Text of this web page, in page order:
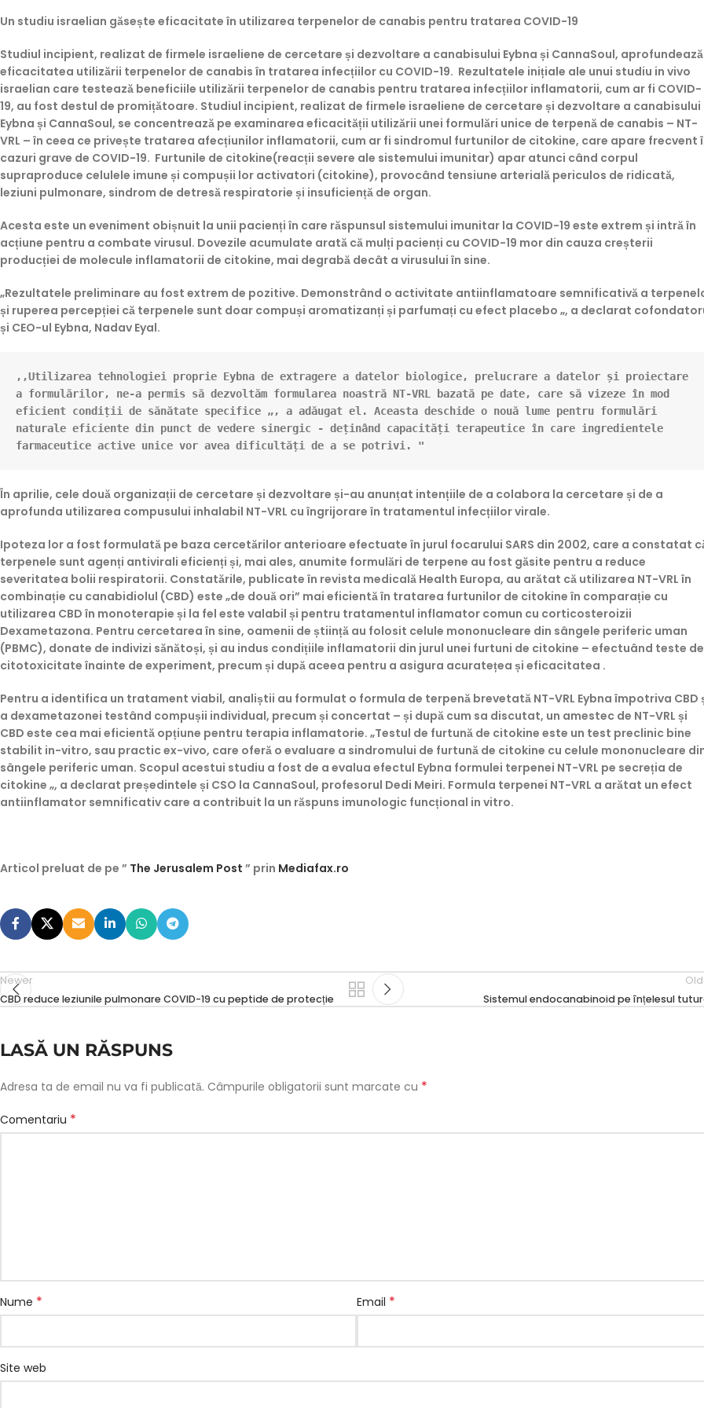
Un studiu israelian găsește eficacitate în utilizarea terpenelor de canabis pentru tratarea COVID-19
Studiul incipient, realizat de firmele israeliene de cercetare și dezvoltare a canabisului Eybna și CannaSoul, aprofundează
eficacitatea utilizării terpenelor de canabis în tratarea infecțiilor cu COVID-19. Rezultatele inițiale ale unui studiu in vivo
israelian care testează beneficiile utilizării terpenelor de canabis pentru tratarea infecțiilor inflamatorii, cum ar fi COVID-
19, au fost destul de promițătoare. Studiul incipient, realizat de firmele israeliene de cercetare și dezvoltare a canabisului
Eybna și CannaSoul, se concentrează pe examinarea eficacității utilizării unei formulări unice de terpenă de canabis – NT-
VRL – în ceea ce privește tratarea afecțiunilor inflamatorii, cum ar fi sindromul furtunilor de citokine, care apare frecvent
cazuri grave de COVID-19. Furtunile de citokine(reacții severe ale sistemului imunitar) apar atunci când corpul
supraproduce celulele imune și compușii lor activatori (citokine), provocând tensiune arterială periculos de ridicată,
leziuni pulmonare, sindrom de detresă respiratorie și insuficiență de organ.
Acesta este un eveniment obișnuit la unii pacienți în care răspunsul sistemului imunitar la COVID-19 este extrem și intră în
acțiune pentru a combate virusul. Dovezile acumulate arată că mulți pacienți cu COVID-19 mor din cauza creșterii
producției de molecule inflamatorii de citokine, mai degrabă decât a virusului în sine.
„Rezultatele preliminare au fost extrem de pozitive. Demonstrând o activitate antiinflamatoare semnificativă a
și ruperea percepției că terpenele sunt doar compuși aromatizanți și parfumați cu efect placebo „, a declarat
și CEO-ul Eybna, Nadav Eyal.
,,Utilizarea tehnologiei proprie Eybna de extragere a datelor biologice, prelucrare a datelor și proiectare
a formulărilor, ne-a permis să dezvoltăm formularea noastră NT-VRL bazată pe date, care să vizeze în mod
eficient condiții de sănătate specifice „, a adăugat el.
Aceasta deschide o nouă lume pentru formulări
naturale eficiente din punct de vedere sinergic - deținând capacități terapeutice în care ingredientele
farmaceutice active unice vor avea dificultăți de a se potrivi. "
În aprilie, cele două organizații de cercetare și dezvoltare și-au anunțat intențiile de a colabora la cercetare și de a
aprofunda utilizarea compusului inhalabil NT-VRL cu îngrijorare în tratamentul infecțiilor virale.
Ipoteza lor a fost formulată pe baza cercetărilor anterioare efectuate în jurul focarului SARS din 2002, care a constatat
terpenele sunt agenți antivirali eficienți și, mai ales, anumite formulări de terpene au fost găsite pentru a reduce
severitatea bolii respiratorii. Constatările, publicate în revista medicală Health Europa, au arătat că utilizarea NT-VRL în
combinație cu canabidiolul (CBD) este „de două ori” mai eficientă în tratarea furtunilor de citokine în comparație cu
utilizarea CBD în monoterapie și la fel este valabil și pentru tratamentul inflamator comun cu corticosteroizii
Dexametazona. Pentru cercetarea în sine, oamenii de știință au folosit celule mononucleare din sângele periferic uman
(PBMC), donate de indivizi sănătoși, și au indus condițiile inflamatorii din jurul unei furtuni de citokine – efectuând teste de
citotoxicitate înainte de experiment, precum și după aceea pentru a asigura acuratețea și eficacitatea .
Pentru a identifica un tratament viabil, analiștii au formulat o formula de terpenă brevetată NT-VRL Eybna împotriva CBD
a dexametazonei testând compușii individual, precum și concertat – și după cum sa discutat, un amestec de NT-VRL și
CBD este cea mai eficientă opțiune pentru terapia inflamatorie. „Testul de furtună de citokine este un test preclinic bine
stabilit in-vitro, sau practic ex-vivo, care oferă o evaluare a sindromului de furtună de citokine cu celule mononucleare
sângele periferic uman. Scopul acestui studiu a fost de a evalua efectul Eybna formulei terpenei NT-VRL pe secreția de
citokine „, a declarat președintele și CSO la CannaSoul, profesorul Dedi Meiri. Formula terpenei NT-VRL a arătat un efect
antiinflamator semnificativ care a contribuit la un răspuns imunologic funcțional in vitro.
Articol preluat de pe ” The Jerusalem Post ” prin Mediafax.ro
Newer
CBD reduce leziunile pulmonare COVID-19 cu peptide de protecție
Sistemul endocanabinoid pe înțelesul
LASĂ UN RĂSPUNS
Adresa ta de email nu va fi publicată. Câmpurile obligatorii sunt marcate cu *
Comentariu *
Nume * Email *
Site web